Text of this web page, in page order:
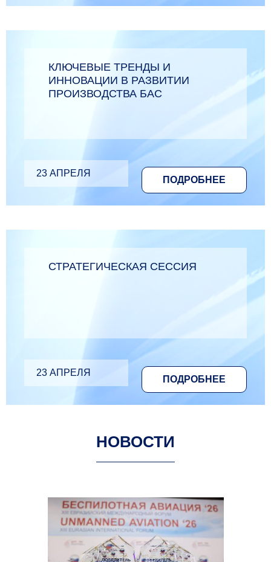
КЛЮЧЕВЫЕ ТРЕНДЫ И
ИННОВАЦИИ В РАЗВИТИИ
ПРОИЗВОДСТВА БАС
23 АПРЕЛЯ
ПОДРОБНЕЕ
СТРАТЕГИЧЕСКАЯ СЕССИЯ
23 АПРЕЛЯ
ПОДРОБНЕЕ
НОВОСТИ